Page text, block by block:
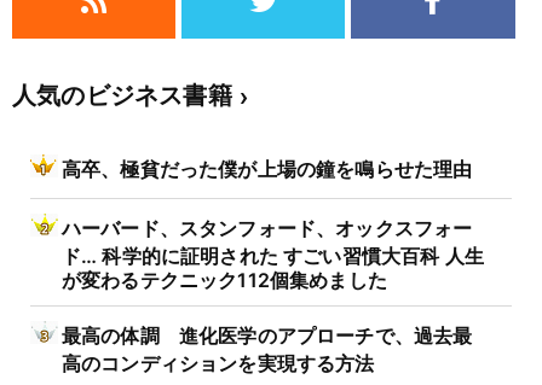
人気のビジネス書籍
高卒、極貧だった僕が上場の鐘を鳴らせた理由
ハーバード、スタンフォード、オックスフォー
ド… 科学的に証明された すごい習慣大百科 人生
が変わるテクニック112個集めました
最高の体調 進化医学のアプローチで、過去最
高のコンディションを実現する方法